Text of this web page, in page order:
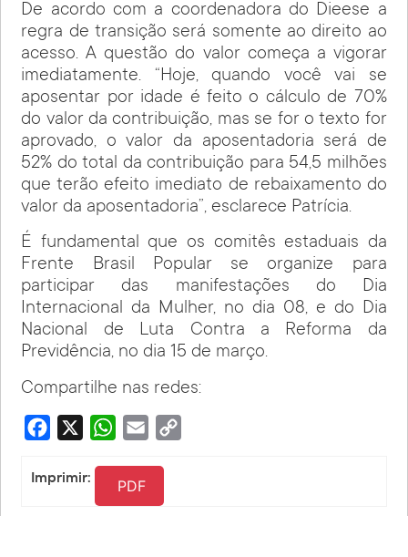
De acordo com a coordenadora do Dieese a
regra de transição será somente ao direito ao
acesso. A questão do valor começa a vigorar
imediatamente. “Hoje, quando você vai se
aposentar por idade é feito o cálculo de 70%
do valor da contribuição, mas se for o texto for
aprovado, o valor da aposentadoria será de
52% do total da contribuição para 54,5 milhões
que terão efeito imediato de rebaixamento do
valor da aposentadoria”, esclarece Patrícia.
É fundamental que os comitês estaduais da
Frente Brasil Popular se organize para
participar das manifestações do Dia
Internacional da Mulher, no dia 08, e do Dia
Nacional de Luta Contra a Reforma da
Previdência, no dia 15 de março.
Compartilhe nas redes:
Facebook WhatsApp
Email
Imprimir: PDF